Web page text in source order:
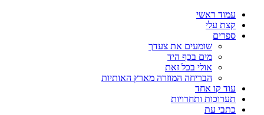
עמוד ראשי
קצת עלי
ספרים
שומעים את צעדך
מים בכף היד
אולי בכל זאת
הבריחה המוזרה מארץ האותיות
עוד קו אחד
תערוכות ותחרויות
כתבי עת